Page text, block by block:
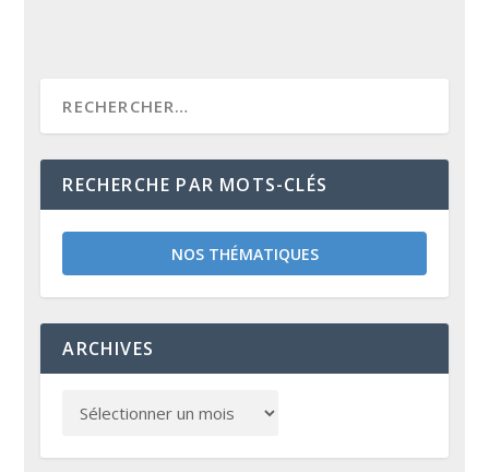
RECHERCHE PAR MOTS-CLÉS
NOS THÉMATIQUES
ARCHIVES